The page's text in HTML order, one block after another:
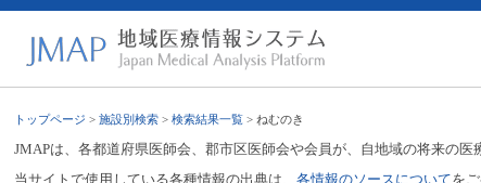
トップページ >施設別検索 >検索結果一覧 > ねむのき
JMAPは、各都道府県医師会、郡市区医師会や会員が、自地域の将来の
当サイトで使用している各種情報の出典は、各情報のソースについてを